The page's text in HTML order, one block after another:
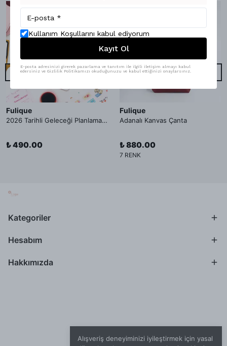
Alışveriş deneyiminizi iyileştirmek için yasal
Fulique
2026 Tarihli Geleceği Planlama Ajandası İç Sayfa
₺ 490.00
Fulique
Adanalı Kanvas Çanta
₺ 880.00
7 RENK
Kategoriler
Hesabım
Hakkımızda
Kullanım Koşullarını kabul ediyorum
Kayıt Ol
E-posta adresinizi girerek pazarlama ve tanıtım ile ilgili iletişim almayı kabul
edersiniz ve Gizlilik Politikamızı okuduğunuzu ve kabul ettiğinizi onaylarsınız.